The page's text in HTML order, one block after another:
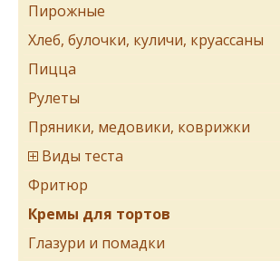
Пирожные
Хлеб, булочки, куличи, круассаны
Пицца
Рулеты
Пряники, медовики, коврижки
Виды теста
Фритюр
Кремы для тортов
Глазури и помадки